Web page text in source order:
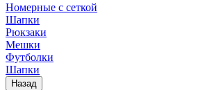
Номерные с сеткой
Шапки
Рюкзаки
Мешки
Футболки
Шапки
Назад